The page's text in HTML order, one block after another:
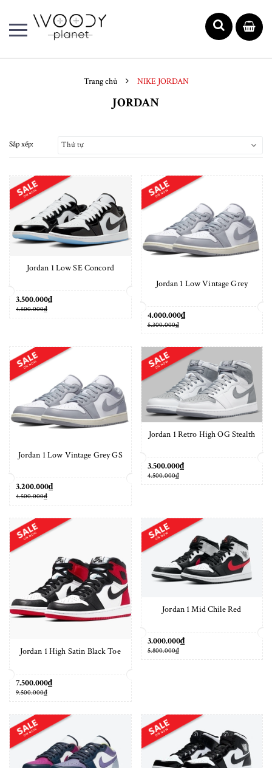
Trang chủ NIKE JORDAN
JORDAN
Sắp xếp: Thứ tự
Jordan 1 Low SE Concord
3.500.000₫
4.500.000₫
Jordan 1 Low Vintage Grey
4.000.000₫
5.300.000₫
Jordan 1 Low Vintage Grey GS
3.200.000₫
4.500.000₫
Jordan 1 Retro High OG Stealth
3.500.000₫
4.500.000₫
Jordan 1 High Satin Black Toe
7.500.000₫
9.500.000₫
Jordan 1 Mid Chile Red
3.000.000₫
5.800.000₫